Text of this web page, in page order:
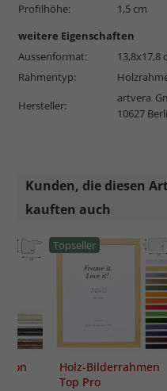
Profilhöhe:
1,5 cm
weitere Eigenschaften
Aussenformat:
13,8x17,8
Rahmentyp:
Hersteller:
artvera
10627
Kunden, die diesen
kauften auch
Topseller
Holz-Bilderrahmen
Top Pro